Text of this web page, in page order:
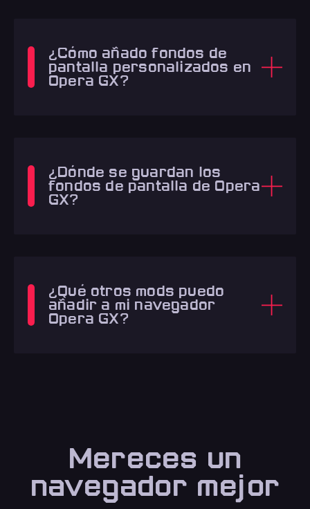
¿Cómo añado fondos de
pantalla personalizados en
Opera GX?
¿Dónde se guardan los
fondos de pantalla de Opera
GX?
¿Qué otros mods puedo
añadir a mi navegador
Opera GX?
Mereces un
navegador mejor